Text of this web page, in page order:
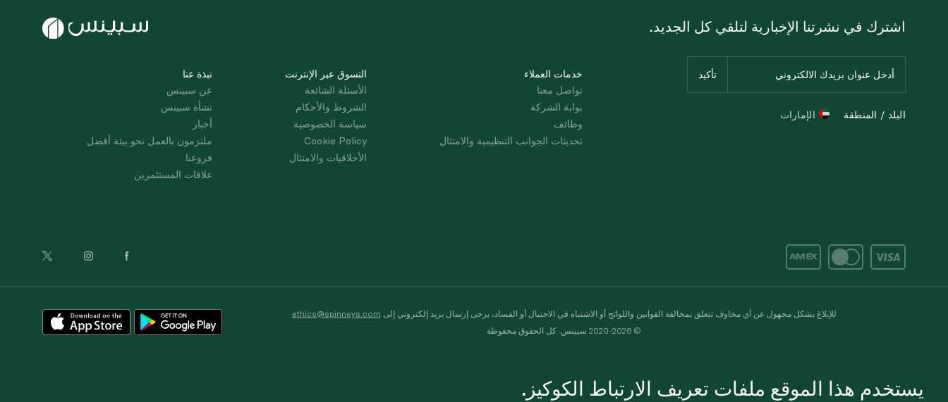
نبذة عنا
عن سبينس
نشأة سبينس
أخبار
ملتزمون بالعمل نحو بيئة أفضل
فروعنا
علاقات المستثمرين
التسوق عبر الإنترنت
الأسئلة الشائعة
الشروط والأحكام
سياسة الخصوصية
Cookie Policy
الأخلاقيات والامتثال
خدمات العملاء
تواصل معنا
بوابة الشركة
وظائف
تحديثات الجوانب التنظيمية والامتثال
اشترك في نشرتنا الإخبارية لتلقي كل الجديد.
البلد / المنطقة الإمارات
للإبلاغ بشكل مجهول عن أي مخاوف تتعلق بمخالفة القوانين واللوائح أو الاشتباه في الاحتيال أو الفساد، يرجى إرسال بريد إلكتروني إلى ethics@spinneys.com
© 2020-2026 سبينس. كل الحقوق محفوظة
يستخدم هذا الموقع ملفات تعريف الارتباط الكوكيز.